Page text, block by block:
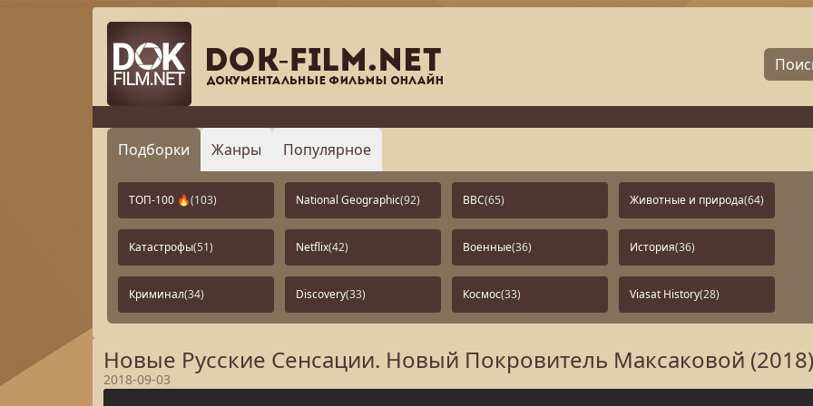
Подборки Жанры Популярное
ТОП-100 🔥(103) National Geographic(92) BBC(65) Животные и природа(64)
Катастрофы(51) Netflix(42) Военные(36) История(36)
Криминал(34) Discovery(33) Космос(33) Viasat History(28)
Новые Русские Сенсации. Новый Покровитель Максаковой (2018)
2018-09-03